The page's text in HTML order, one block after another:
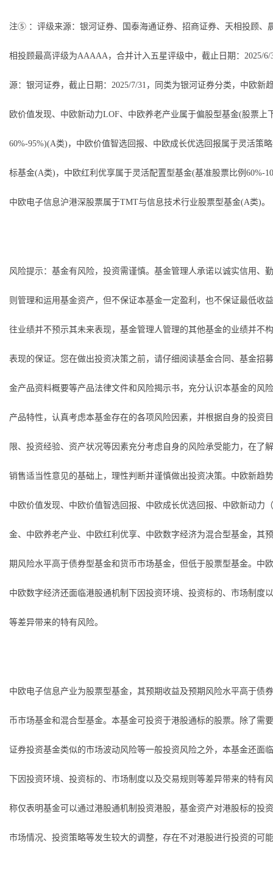
注⑤ ：评级来源：银河证券、国泰海通证券、招商证券、天相投顾、
相投顾最高评级为AAAAA，合并计入五星评级中，截止日期：2025/6/
源：银河证券，截止日期：2025/7/31，同类为银河证券分类，中欧新
欧价值发现、中欧新动力LOF、中欧养老产业属于偏股型基金(股票上
60%-95%)(A类)，中欧价值智选回报、中欧成长优选回报属于灵活策
标基金(A类)，中欧红利优享属于灵活配置型基金(基准股票比例60%-
中欧电子信息沪港深股票属于TMT与信息技术行业股票型基金(A类)。
风险提示：基金有风险，投资需谨慎。基金管理人承诺以诚实信用、
则管理和运用基金资产，但不保证本基金一定盈利，也不保证最低收
往业绩并不预示其未来表现，基金管理人管理的其他基金的业绩并不
表现的保证。您在做出投资决策之前，请仔细阅读基金合同、基金招
金产品资料概要等产品法律文件和风险揭示书，充分认识本基金的风
产品特性，认真考虑本基金存在的各项风险因素，并根据自身的投资
限、投资经验、资产状况等因素充分考虑自身的风险承受能力，在了
销售适当性意见的基础上，理性判断并谨慎做出投资决策。中欧新趋
中欧价值发现、中欧价值智选回报、中欧成长优选回报、中欧新动力
金、中欧养老产业、中欧红利优享、中欧数字经济为混合型基金，其
期风险水平高于债券型基金和货币市场基金，但低于股票型基金。中
中欧数字经济还面临港股通机制下因投资环境、投资标的、市场制度
等差异带来的特有风险。
中欧电子信息产业为股票型基金，其预期收益及预期风险水平高于债
币市场基金和混合型基金。本基金可投资于港股通标的股票。除了需
证券投资基金类似的市场波动风险等一般投资风险之外，本基金还面
下因投资环境、投资标的、市场制度以及交易规则等差异带来的特有
称仅表明基金可以通过港股通机制投资港股，基金资产对港股标的投
市场情况、投资策略等发生较大的调整，存在不对港股进行投资的可